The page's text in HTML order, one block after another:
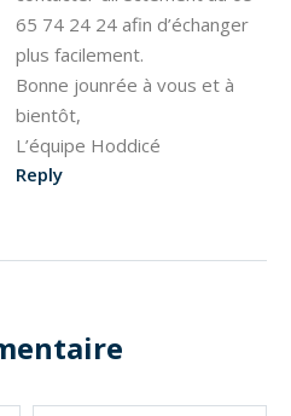
65 74 24 24 afin d’échanger
plus facilement.
Bonne jounrée à vous et à
bientôt,
L’équipe Hoddicé
Reply